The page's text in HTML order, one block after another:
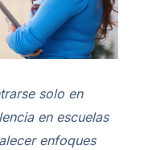
solo en
en escuelas
enfoques